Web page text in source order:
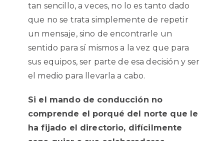
tan sencillo, a veces, no lo es tanto dado
que no se trata simplemente de repetir
un mensaje, sino de encontrarle un
sentido para sí mismos a la vez que para
sus equipos, ser parte de esa decisión y ser
el medio para llevarla a cabo.
Si el mando de conducción no
comprende el porqué del norte que le
ha fijado el directorio, difícilmente